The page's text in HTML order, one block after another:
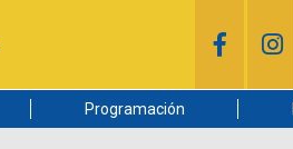
Programación